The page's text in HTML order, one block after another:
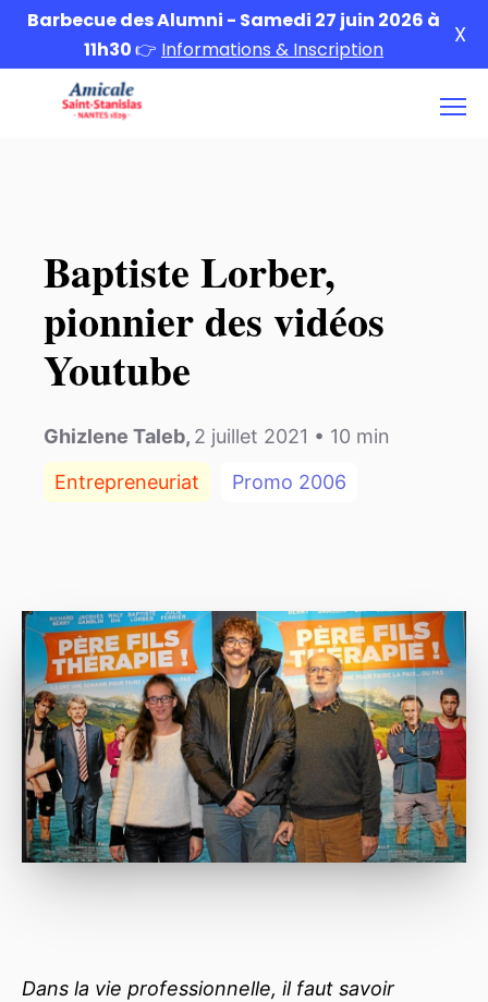
Barbecue des Alumni - Samedi 27 juin 2026 à
11h30👉 Informations & Inscription
X
Baptiste Lorber,
pionnier des vidéos
Youtube
Ghizlene Taleb, 2 juillet 2021 • 10 min
Entrepreneuriat
Promo 2006
Dans la vie professionnelle, il faut savoir